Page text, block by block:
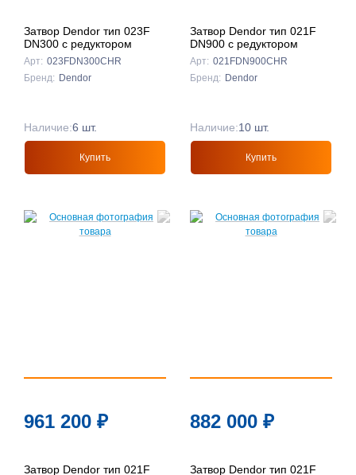
Затвор Dendor тип 023F
DN300 с редуктором
Арт: 023FDN300CHR
Бренд: Dendor
Наличие:6 шт.
Купить
Затвор Dendor тип 021F
DN900 с редуктором
Арт: 021FDN900CHR
Бренд: Dendor
Наличие:10 шт.
Купить
961 200 ₽
Затвор Dendor тип 021F
882 000 ₽
Затвор Dendor тип 021F